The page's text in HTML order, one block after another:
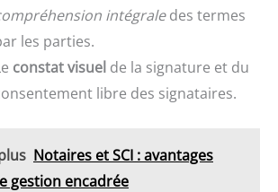
intégraledes termes
les parties.
constat visuel de la signature et du
libre des signataires.
Notaires et SCI : avantages
gestion encadrée